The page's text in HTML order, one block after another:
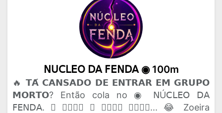
𝖭𝖴𝖢𝖫𝖤𝖮 𝖣𝖠 𝖥𝖤𝖭𝖣𝖠 ◉ 100m
🔥 𝗧𝗔́ 𝗖𝗔𝗡𝗦𝗔𝗗𝗢 𝗗𝗘 𝗘𝗡𝗧𝗥𝗔𝗥 𝗘𝗠 𝗚𝗥𝗨𝗣𝗢
𝗠𝗢𝗥𝗧𝗢? Então cola no ◉ 𝖭Ú𝖢𝖫𝖤𝖮 𝖣𝖠
𝖥𝖤𝖭𝖣𝖠. 🫟 𝗔𝗤𝗨𝗜 𝗢 𝗣𝗔𝗣𝗢 𝗙𝗟𝗨𝗜... 😂 Zoeira